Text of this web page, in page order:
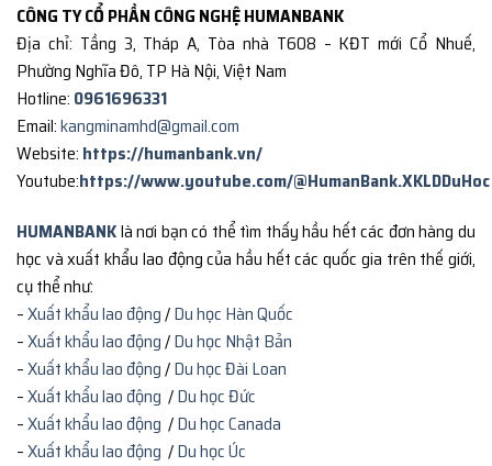
CÔNG TY CỔ PHẦN CÔNG NGHỆ HUMANBANK
Địa chỉ: Tầng 3, Tháp A, Tòa nhà T608 – KĐT mới Cổ Nhuế,
Phường Nghĩa Đô, TP Hà Nội, Việt Nam
Hotline: 0961696331
Email:kangminamhd@gmail.com
Website: https://humanbank.vn/
Youtube:https://www.youtube.com/@HumanBank.XKLDDuHoc
HUMANBANKlà nơi bạn có thể tìm thấy hầu hết các đơn hàng du
học và xuất khẩu lao động của hầu hết các quốc gia trên thế giới,
cụ thể như:
–Xuất khẩu lao động/Du học Hàn Quốc
–Xuất khẩu lao động/Du học Nhật Bản
–Xuất khẩu lao động/Du học Đài Loan
–Xuất khẩu lao động /Du học Đức
–Xuất khẩu lao động /Du học Canada
–Xuất khẩu lao động /Du học Úc